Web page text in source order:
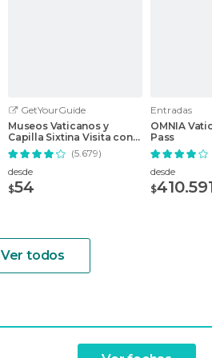
GetYourGuide
Museos Vaticanos y
Capilla Sixtina Visita con
ticket sin cola(5.679)
desde
$54
Entradas
OMNIA
Pass
desde
$
Ver todos